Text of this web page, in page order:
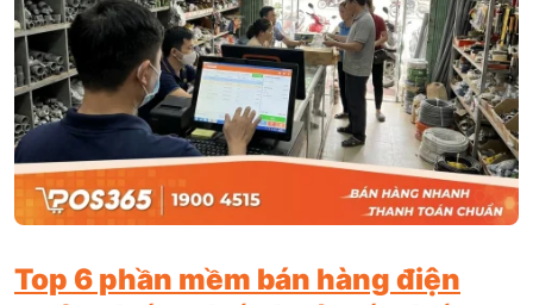
Top 6 phần mềm bán hàng điện